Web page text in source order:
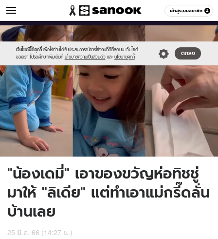
เข้าสู่ระบบสมาชิก
ข่าวบันเทิง หมวดอื่นๆ
เว็บไซต์นี้ใช้คุกกี้ เพื่อให้ท่านได้รับประสบการณ์การใช้งานที่ดีที่สุดบน เว็บไซต์
ของเรา โปรดศึกษาเพิ่มเติมที่ นโยบายความเป็นส่วนตัว และ นโยบายคุกกี้
ตกลง
Sanook
//s.isanook.com/sr/0/images/logo-
new-
sanook.png
600
60
//s.isanook.com/ns/0/ud/1761/8805526/demi.jpg
"น้องเดมี่" เอาของขวัญห่อทิชชู่
มาให้ "ลิเดีย" แต่ทำเอาแม่กรี๊ดลั่น
บ้านเลย
25 มี.ค. 66 (14:27 น.)